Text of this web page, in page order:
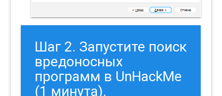
Шаг 2. Запустите поиск
вредоносных
программ в UnHackMe
(1 минута).